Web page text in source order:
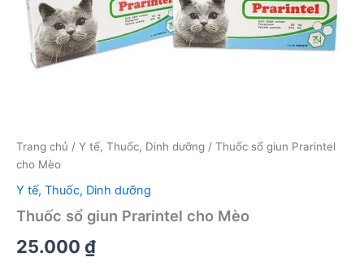
Trang chủ / Y tế, Thuốc, Dinh dưỡng / Thuốc sổ giun Prarintel
cho Mèo
Y tế, Thuốc, Dinh dưỡng
Thuốc sổ giun Prarintel cho Mèo
25.000 ₫